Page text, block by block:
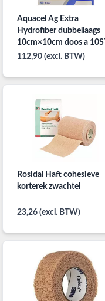
Aquacel Ag Extra
Hydrofiber dubbellaags
10cm×10cm doos a 10ST
112,90 (excl. BTW)
Rosidal Haft cohesieve
korterek zwachtel
23,26 (excl. BTW)